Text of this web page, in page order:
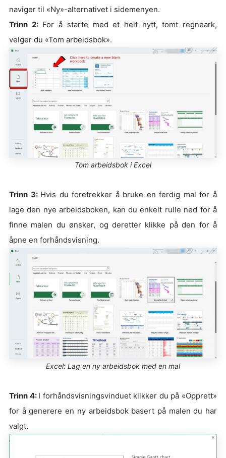
naviger til «Ny»-alternativet i sidemenyen.
Trinn 2:For å starte med et helt nytt, tomt regneark,
velger du «Tom arbeidsbok».
Tom arbeidsbok i Excel
Trinn 3: Hvis du foretrekker å bruke en ferdig mal for å
lage den nye arbeidsboken, kan du enkelt rulle ned for å
finne malen du ønsker, og deretter klikke på den for å
åpne en forhåndsvisning.
Excel: Lag en ny arbeidsbok med en mal
Trinn 4: I forhåndsvisningsvinduet klikker du på «Opprett»
for å generere en ny arbeidsbok basert på malen du har
valgt.